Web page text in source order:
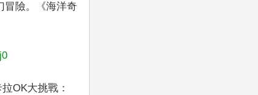
冒險。《海洋奇
OK大挑戰：